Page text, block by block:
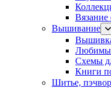
Вязание
Вышивание
Схемы
Книги
Шитье,